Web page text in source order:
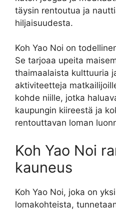
täysin rentoutua ja
hiljaisuudesta.
Koh Yao Noi on
Se tarjoaa upeita
thaimaalaista kulttuuria
aktiviteetteja
kohde niille, jotka
kaupungin kiireestä ja
rentouttavan loman
Koh Yao Noi
kauneus
Koh Yao Noi, joka on
lomakohteista,